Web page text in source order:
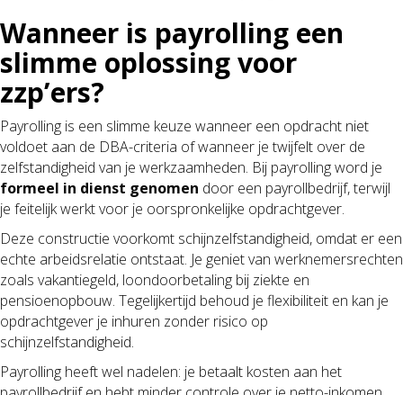
Wanneer is payrolling een
slimme oplossing voor
zzp’ers?
Payrolling is een slimme keuze wanneer een opdracht niet
voldoet aan de DBA-criteria of wanneer je twijfelt over de
zelfstandigheid van je werkzaamheden. Bij payrolling word je
formeel in dienst genomen door een payrollbedrijf, terwijl
je feitelijk werkt voor je oorspronkelijke opdrachtgever.
Deze constructie voorkomt schijnzelfstandigheid, omdat er een
echte arbeidsrelatie ontstaat. Je geniet van werknemersrechten
zoals vakantiegeld, loondoorbetaling bij ziekte en
pensioenopbouw. Tegelijkertijd behoud je flexibiliteit en kan je
opdrachtgever je inhuren zonder risico op
schijnzelfstandigheid.
Payrolling heeft wel nadelen: je betaalt kosten aan het